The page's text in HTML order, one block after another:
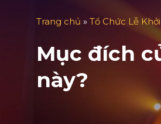
Trang chủ » Tổ Chức Lễ
Mục đích
này?